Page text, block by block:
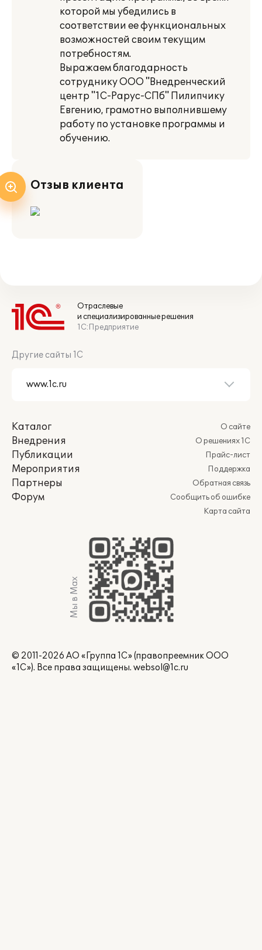
которой мы убедились в
соответствии ее функциональных
возможностей своим текущим
потребностям.
Выражаем благодарность
сотруднику ООО "Внедренческий
центр "1С-Рарус-СПб" Пилипчику
Евгению, грамотно выполнившему
работу по установке программы и
обучению.
Отзыв клиента
Отраслевые
и специализированные решения
1С:Предприятие
Другие сайты 1С
Каталог
Внедрения
Публикации
Мероприятия
Партнеры
Форум
О сайте
О решениях 1С
Прайс-лист
Поддержка
Обратная связь
Сообщить об ошибке
Карта сайта
Мы в Max
© 2011-2026 АО «Группа 1С» (правопреемник ООО
«1С»). Все права защищены. websol@1c.ru